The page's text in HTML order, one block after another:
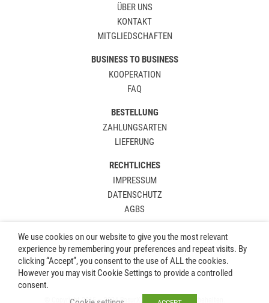
ÜBER UNS
KONTAKT
MITGLIEDSCHAFTEN
BUSINESS TO BUSINESS
KOOPERATION
FAQ
BESTELLUNG
ZAHLUNGSARTEN
LIEFERUNG
RECHTLICHES
IMPRESSUM
DATENSCHUTZ
AGBS
© Copyright 2015 – 2024 RasurX.de. Alle Rechte vorbehalten.
We use cookies on our website to give you the most relevant
experience by remembering your preferences and repeat visits. By
clicking “Accept”, you consent to the use of ALL the cookies.
However you may visit Cookie Settings to provide a controlled
consent.